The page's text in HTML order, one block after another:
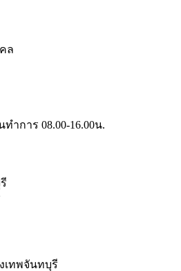
ล
ำการ 08.00-16.00น.
เทพจันทบุรี